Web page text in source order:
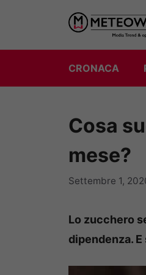
contenuto
CRONACA
Cosa
mese?
Settembre 1,
Lo zucchero
dipendenza.